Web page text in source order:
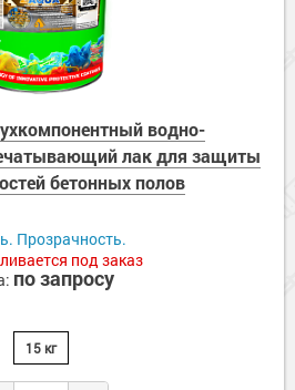
водно-
лак для защиты
бетонных полов
Прозрачность.
под заказ
по запросу
15 кг